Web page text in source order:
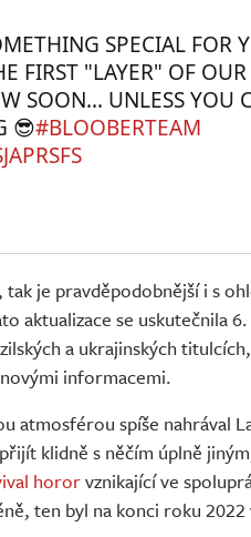
SPECIAL FOR
FIRST "LAYER" OF OUR
SOON... UNLESS YOU
😎#BLOOBERTEAM
je pravděpodobnější i s
aktualizace se uskutečnila
a ukrajinských
informacemi.
atmosférou spíše nahrával
klidně s něčím úplně
hororvznikající ve
ten byl na konci roku